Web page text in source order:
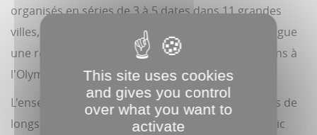
organisés en séries de 3 à 5 dates dans 11 grandes
villes, dont Genève et Bruxelles, avec en point d'orgue
une résidence exceptionnelle de 20 représentations à
l'Olympia à partir du 16 juin prochain.
L'ensemble de ces concerts affiche complet depuis de
longs mois, confirmant l'attente immense du public
This site uses cookies
and gives you control
over what you want to
activate